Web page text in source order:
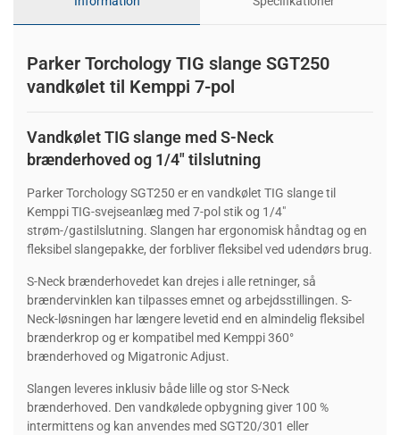
Parker Torchology TIG slange SGT250
vandkølet til Kemppi 7-pol
Vandkølet TIG slange med S-Neck
brænderhoved og 1/4" tilslutning
Parker Torchology SGT250 er en vandkølet TIG slange til
Kemppi TIG-svejseanlæg med 7-pol stik og 1/4"
strøm-/gastilslutning. Slangen har ergonomisk håndtag og en
fleksibel slangepakke, der forbliver fleksibel ved udendørs brug.
S-Neck brænderhovedet kan drejes i alle retninger, så
brændervinklen kan tilpasses emnet og arbejdsstillingen. S-
Neck-løsningen har længere levetid end en almindelig fleksibel
brænderkrop og er kompatibel med Kemppi 360°
brænderhoved og Migatronic Adjust.
Slangen leveres inklusiv både lille og stor S-Neck
brænderhoved. Den vandkølede opbygning giver 100 %
intermittens og kan anvendes med SGT20/301 eller